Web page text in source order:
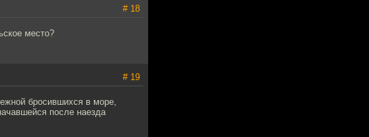
# 18
место?
# 19
бросившихся в море,
после наезда